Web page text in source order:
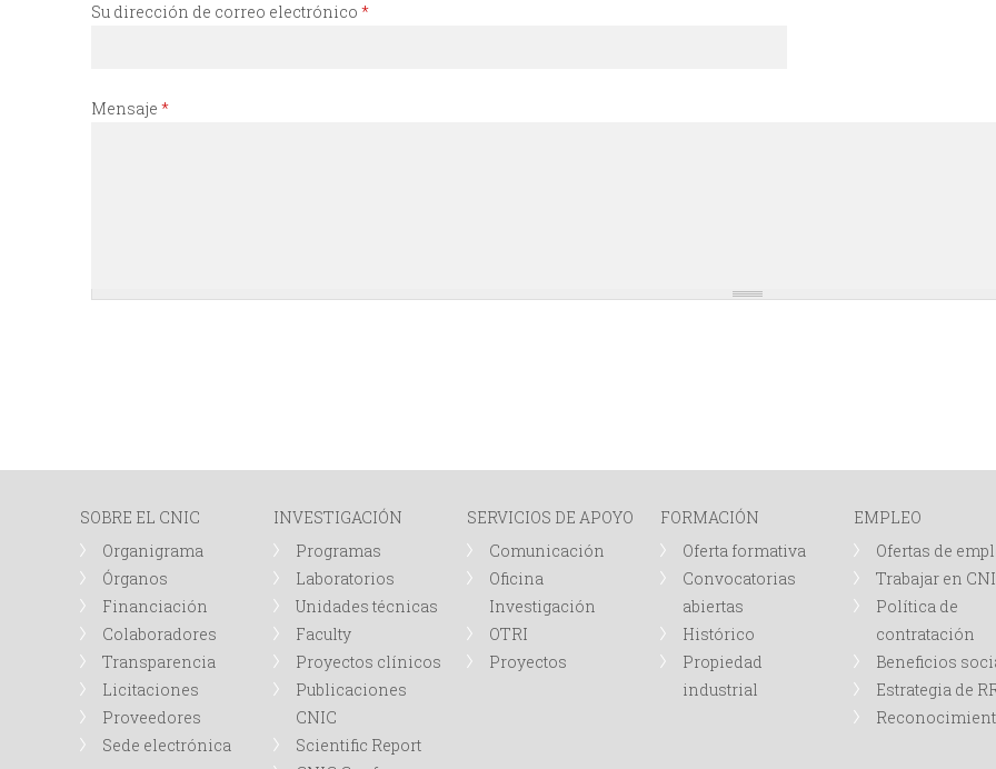
P
Su dirección de correo electrónico *
Mensaje *
SOBRE EL CNIC
Organigrama
Órganos
Financiación
Colaboradores
Transparencia
Licitaciones
Proveedores
Sede electrónica
INVESTIGACIÓN
Programas
Laboratorios
Unidades técnicas
Faculty
Proyectos clínicos
Publicaciones
CNIC
Scientific Report
SERVICIOS DE APOYO
Comunicación
Oficina
Investigación
OTRI
Proyectos
FORMACIÓN
Oferta formativa
Convocatorias
abiertas
Histórico
Propiedad
industrial
EMPLEO
Ofertas de
Trabajar en
Política de
contratación
Beneficios
Estrategia de